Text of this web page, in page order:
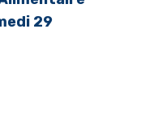
29